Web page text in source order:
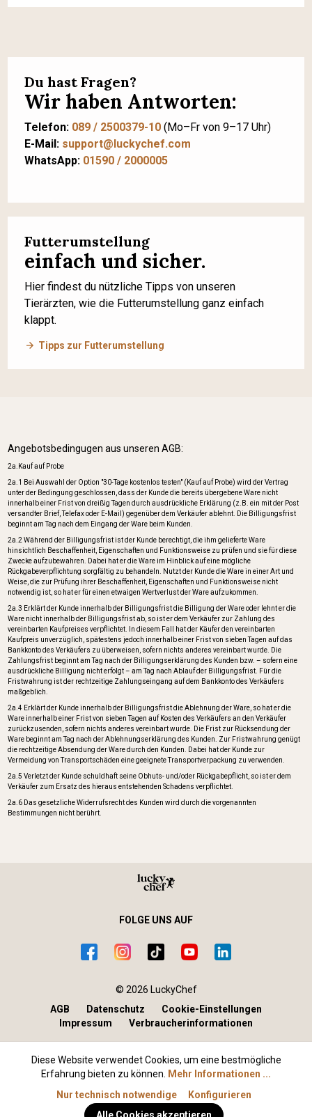
Du hast Fragen?
Wir haben Antworten:
Telefon: 089 / 2500379-10 (Mo–Fr von 9–17 Uhr)
E-Mail: support@luckychef.com
WhatsApp: 01590 / 2000005
Futterumstellung
einfach und sicher.
Hier findest du nützliche Tipps von unseren
Tierärzten, wie die Futterumstellung ganz einfach
klappt.
Tipps zur Futterumstellung
Angebotsbedingugen aus unseren AGB:
2a.Kauf auf Probe
2a.1 Bei Auswahl der Option "30-Tage kostenlos testen" (Kauf auf Probe) wird der Vertrag
unter der Bedingung geschlossen, dass der Kunde die bereits übergebene Ware nicht
innerhalb einer Frist von dreißig Tagen durch ausdrückliche Erklärung (z.B. ein mit der Post
versandter Brief, Telefax oder E-Mail) gegenüber dem Verkäufer ablehnt. Die Billigungsfrist
beginnt am Tag nach dem Eingang der Ware beim Kunden.
2a.2 Während der Billigungsfrist ist der Kunde berechtigt, die ihm gelieferte Ware
hinsichtlich Beschaffenheit, Eigenschaften und Funktionsweise zu prüfen und sie für diese
Zwecke aufzubewahren. Dabei hat er die Ware im Hinblick auf eine mögliche
Rückgabeverpflichtung sorgfältig zu behandeln. Nutzt der Kunde die Ware in einer Art und
Weise, die zur Prüfung ihrer Beschaffenheit, Eigenschaften und Funktionsweise nicht
notwendig ist, so hat er für einen etwaigen Wertverlust der Ware aufzukommen.
2a.3 Erklärt der Kunde innerhalb der Billigungsfrist die Billigung der Ware oder lehnt er die
Ware nicht innerhalb der Billigungsfrist ab, so ist er dem Verkäufer zur Zahlung des
vereinbarten Kaufpreises verpflichtet. In diesem Fall hat der Käufer den vereinbarten
Kaufpreis unverzüglich, spätestens jedoch innerhalb einer Frist von sieben Tagen auf das
Bankkonto des Verkäufers zu überweisen, sofern nichts anderes vereinbart wurde. Die
Zahlungsfrist beginnt am Tag nach der Billigungserklärung des Kunden bzw. – sofern eine
ausdrückliche Billigung nicht erfolgt – am Tag nach Ablauf der Billigungsfrist. Für die
Fristwahrung ist der rechtzeitige Zahlungseingang auf dem Bankkonto des Verkäufers
maßgeblich.
2a.4 Erklärt der Kunde innerhalb der Billigungsfrist die Ablehnung der Ware, so hat er die
Ware innerhalb einer Frist von sieben Tagen auf Kosten des Verkäufers an den Verkäufer
zurückzusenden, sofern nichts anderes vereinbart wurde. Die Frist zur Rücksendung der
Ware beginnt am Tag nach der Ablehnungserklärung des Kunden. Zur Fristwahrung genügt
die rechtzeitige Absendung der Ware durch den Kunden. Dabei hat der Kunde zur
Vermeidung von Transportschäden eine geeignete Transportverpackung zu verwenden.
2a.5 Verletzt der Kunde schuldhaft seine Obhuts- und/oder Rückgabepflicht, so ist er dem
Verkäufer zum Ersatz des hieraus entstehenden Schadens verpflichtet.
2a.6 Das gesetzliche Widerrufsrecht des Kunden wird durch die vorgenannten
Bestimmungen nicht berührt.
FOLGE UNS AUF
© 2026 LuckyChef
AGB
Datenschutz
Cookie-Einstellungen
Impressum
Verbraucherinformationen
Diese Website verwendet Cookies, um eine bestmögliche
Erfahrung bieten zu können.
Mehr Informationen ...
Nur technisch notwendige
Konfigurieren